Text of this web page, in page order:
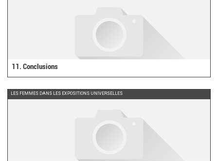
11. Conclusions
LES FEMMES DANS LES EXPOSITIONS UNIVERSELLES